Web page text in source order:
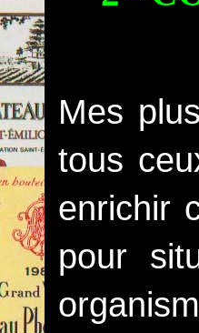
Mes
tous
enrichir
pour